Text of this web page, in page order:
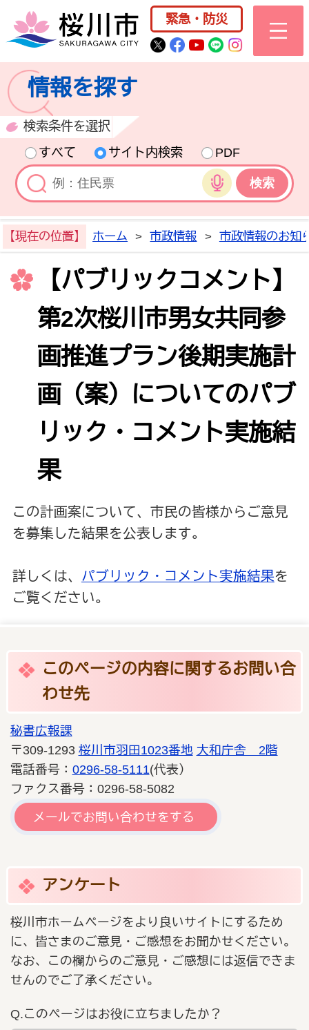
桜川市公式ホー
緊急・防災
桜川市公式Twitter
桜川市公式
桜川市公式
桜川市公式
情報を探す
検索条件を選択
すべて
サイト内検索
PDF
音声検索
【現在の位置】 ホーム > 市政情報 > 市政情報のお知
【パブリックコメント】
第2次桜川市男女共同参
画推進プラン後期実施計
画（案）についてのパブ
リック・コメント実施結
果
この計画案について、市民の皆様からご意見
を募集した結果を公表します。
詳しくは、 パブリック・コメント実施結果を
ご覧ください。
このページの内容に関するお問い合
わせ先
秘書広報課
〒309-1293 桜川市羽田1023番地 大和庁舎 2階
電話番号： 0296-58-5111(代表）
ファクス番号：0296-58-5082
メールでお問い合わせをする
アンケート
桜川市ホームページをより良いサイトにするため
に、皆さまのご意見・ご感想をお聞かせください。
なお、この欄からのご意見・ご感想には返信できま
せんのでご了承ください。
Q.このページはお役に立ちましたか？